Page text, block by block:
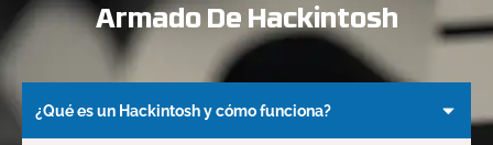
Armado De Hackintosh
¿Qué es un Hackintosh y cómo funciona?